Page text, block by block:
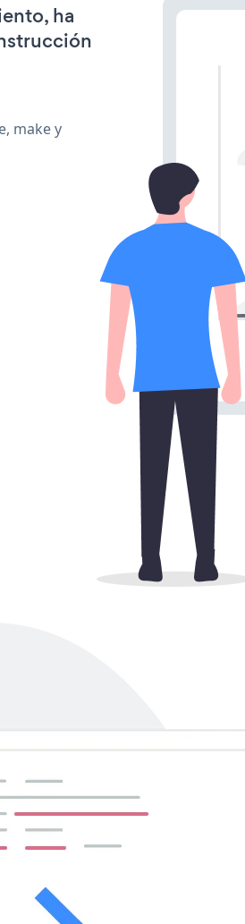
ha
make y